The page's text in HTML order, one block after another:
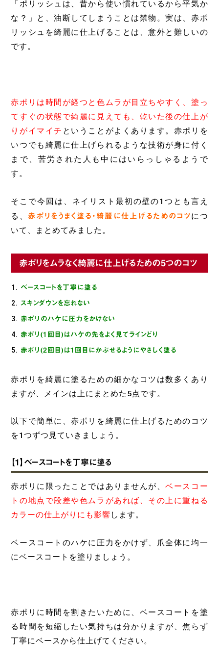
「ポリッシュは、昔から使い慣れているから平気か
な？」と、油断してしまうことは禁物。実は、赤ポ
リッシュを綺麗に仕上げることは、意外と難しいの
です。
赤ポリは時間が経つと色ムラが目立ちやすく、塗っ
てすぐの状態で綺麗に見えても、乾いた後の仕上が
りがイマイチ ということがよくあります。赤ポリを
いつでも綺麗に仕上げられるような技術が身に付く
まで、苦労された人も中にはいらっしゃるようで
す。
そこで今回は、ネイリスト最初の壁の1つとも言え
る、
赤ポリをうまく塗る・綺麗に仕上げるためのコツにつ
いて、まとめてみました。
赤ポリをムラなく綺麗に仕上げるための5つのコツ
ベースコートを丁寧に塗る
スキンダウンを忘れない
赤ポリのハケに圧力をかけない
赤ポリ(1回目)はハケの先をよく見てラインどり
赤ポリ(2回目)は1回目にかぶせるようにやさしく塗る
赤ポリを綺麗に塗るための細かなコツは数多くあり
ますが、メインは上にまとめた5点です。
以下で簡単に、赤ポリを綺麗に仕上げるためのコツ
を1つずつ見ていきましょう。
【1】ベースコートを丁寧に塗る
赤ポリに限ったことではありませんが、ベースコー
トの地点で段差や色ムラがあれば、その上に重ねる
カラーの仕上がりにも影響 します。
ベースコートのハケに圧力をかけず、爪全体に均一
にベースコートを塗りましょう。
赤ポリに時間を割きたいために、ベースコートを塗
る時間を短縮したい気持ちは分かりますが、焦らず
丁寧にベースから仕上げてください。